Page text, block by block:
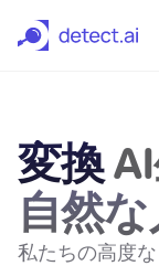
変換
自然
私たちの高度